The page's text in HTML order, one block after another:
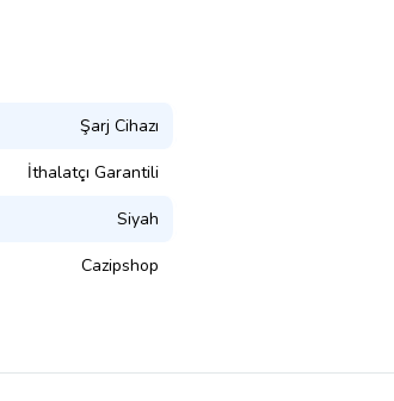
Şarj Cihazı
İthalatçı Garantili
Siyah
Cazipshop